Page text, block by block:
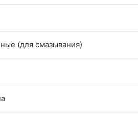
(для смазывания)